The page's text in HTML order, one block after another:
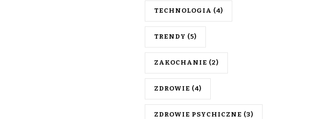
TECHNOLOGIA (4)
TRENDY (5)
ZAKOCHANIE (2)
ZDROWIE (4)
ZDROWIE PSYCHICZNE (3)